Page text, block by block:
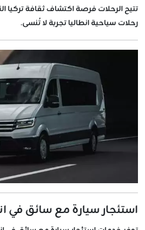
تتيح الرحلات فرصة اكتشاف ثقافة تركيا
رحلات سياحية انطاليا تجربة لا تُنسى.
استئجار سيارة مع سائق في